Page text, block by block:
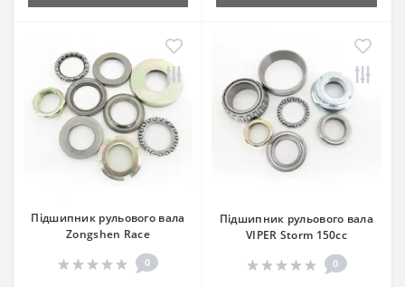
Підшипник рульового вала
Zongshen Race
0
Підшипник рульового вала
VIPER Storm 150cc
0